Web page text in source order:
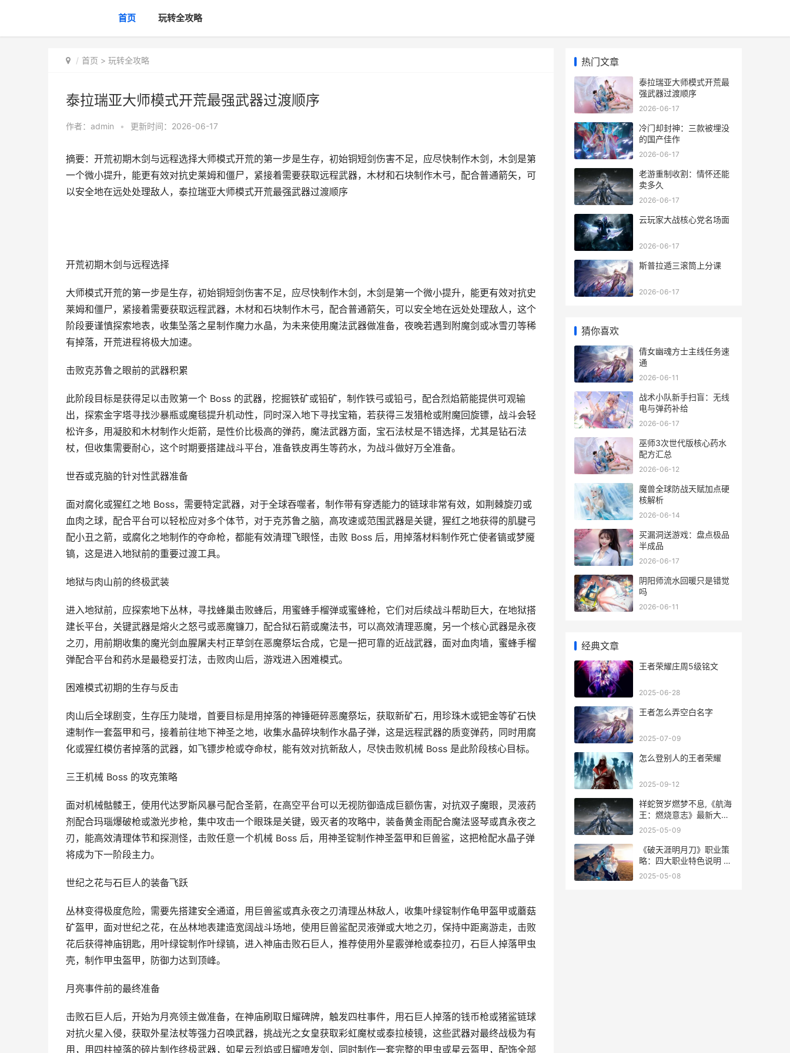
首页 玩转全攻略
首页 > 玩转全攻略
泰拉瑞亚大师模式开荒最强武器过渡顺序
作者： admin • 更新时间：2026-06-17
摘要：开荒初期木剑与远程选择大师模式开荒的第一步是生存，初始铜短剑伤害不足，应尽快制作木剑，木剑是第
一个微小提升，能更有效对抗史莱姆和僵尸，紧接着需要获取远程武器，木材和石块制作木弓，配合普通箭矢，可
以安全地在远处处理敌人，泰拉瑞亚大师模式开荒最强武器过渡顺序
开荒初期木剑与远程选择
大师模式开荒的第一步是生存，初始铜短剑伤害不足，应尽快制作木剑，木剑是第一个微小提升，能更有效对抗史
莱姆和僵尸，紧接着需要获取远程武器，木材和石块制作木弓，配合普通箭矢，可以安全地在远处处理敌人，这个
阶段要谨慎探索地表，收集坠落之星制作魔力水晶，为未来使用魔法武器做准备，夜晚若遇到附魔剑或冰雪刃等稀
有掉落，开荒进程将极大加速。
击败克苏鲁之眼前的武器积累
此阶段目标是获得足以击败第一个 Boss 的武器，挖掘铁矿或铅矿，制作铁弓或铅弓，配合烈焰箭能提供可观输
出，探索金字塔寻找沙暴瓶或魔毯提升机动性，同时深入地下寻找宝箱，若获得三发猎枪或附魔回旋镖，战斗会轻
松许多，用凝胶和木材制作火炬箭，是性价比极高的弹药，魔法武器方面，宝石法杖是不错选择，尤其是钻石法
杖，但收集需要耐心，这个时期要搭建战斗平台，准备铁皮再生等药水，为战斗做好万全准备。
世吞或克脑的针对性武器准备
面对腐化或猩红之地 Boss，需要特定武器，对于全球吞噬者，制作带有穿透能力的链球非常有效，如荆棘旋刃或
血肉之球，配合平台可以轻松应对多个体节，对于克苏鲁之脑，高攻速或范围武器是关键，猩红之地获得的肌腱弓
配小丑之箭，或腐化之地制作的夺命枪，都能有效清理飞眼怪，击败 Boss 后，用掉落材料制作死亡使者镐或梦魇
镐，这是进入地狱前的重要过渡工具。
地狱与肉山前的终极武装
进入地狱前，应探索地下丛林，寻找蜂巢击败蜂后，用蜜蜂手榴弹或蜜蜂枪，它们对后续战斗帮助巨大，在地狱搭
建长平台，关键武器是熔火之怒弓或恶魔镰刀，配合狱石箭或魔法书，可以高效清理恶魔，另一个核心武器是永夜
之刃，用前期收集的魔光剑血腥屠夫村正草剑在恶魔祭坛合成，它是一把可靠的近战武器，面对血肉墙，蜜蜂手榴
弹配合平台和药水是最稳妥打法，击败肉山后，游戏进入困难模式。
困难模式初期的生存与反击
肉山后全球剧变，生存压力陡增，首要目标是用掉落的神锤砸碎恶魔祭坛，获取新矿石，用珍珠木或钯金等矿石快
速制作一套盔甲和弓，接着前往地下神圣之地，收集水晶碎块制作水晶子弹，这是远程武器的质变弹药，同时用腐
化或猩红模仿者掉落的武器，如飞镖步枪或夺命杖，能有效对抗新敌人，尽快击败机械 Boss 是此阶段核心目标。
三王机械 Boss 的攻克策略
面对机械骷髅王，使用代达罗斯风暴弓配合圣箭，在高空平台可以无视防御造成巨额伤害，对抗双子魔眼，灵液药
剂配合玛瑙爆破枪或激光步枪，集中攻击一个眼珠是关键，毁灭者的攻略中，装备黄金雨配合魔法竖琴或真永夜之
刃，能高效清理体节和探测怪，击败任意一个机械 Boss 后，用神圣锭制作神圣盔甲和巨兽鲨，这把枪配水晶子弹
将成为下一阶段主力。
世纪之花与石巨人的装备飞跃
丛林变得极度危险，需要先搭建安全通道，用巨兽鲨或真永夜之刃清理丛林敌人，收集叶绿锭制作龟甲盔甲或蘑菇
矿盔甲，面对世纪之花，在丛林地表建造宽阔战斗场地，使用巨兽鲨配灵液弹或大地之刃，保持中距离游走，击败
花后获得神庙钥匙，用叶绿锭制作叶绿镐，进入神庙击败石巨人，推荐使用外星霰弹枪或泰拉刃，石巨人掉落甲虫
壳，制作甲虫盔甲，防御力达到顶峰。
月亮事件前的最终准备
击败石巨人后，开始为月亮领主做准备，在神庙刷取日耀碑牌，触发四柱事件，用石巨人掉落的钱币枪或猪鲨链球
对抗火星入侵，获取外星法杖等强力召唤武器，挑战光之女皇获取彩虹魔杖或泰拉棱镜，这些武器对最终战极为有
用，用四柱掉落的碎片制作终极武器，如星云烈焰或日耀喷发剑，同时制作一套完整的甲虫或星云盔甲，配饰全部
热门文章
泰拉瑞亚大师模式开荒最
强武器过渡顺序
2026-06-17
冷门却封神：三款被埋没
的国产佳作
2026-06-17
老游重制收割：情怀还能
卖多久
2026-06-17
云玩家大战核心党名场面
2026-06-17
斯普拉遁三滚筒上分课
2026-06-17
猜你喜欢
倩女幽魂方士主线任务速
通
2026-06-11
战术小队新手扫盲：无线
电与弹药补给
2026-06-17
巫师3次世代版核心药水
配方汇总
2026-06-12
魔兽全球防战天赋加点硬
核解析
2026-06-14
买漏洞送游戏：盘点极品
半成品
2026-06-17
阴阳师流水回暖只是错觉
吗
2026-06-11
经典文章
王者荣耀庄周5级铭文
2025-06-28
王者怎么弄空白名字
2025-07-09
怎么登别人的王者荣耀
2025-09-12
祥蛇贺岁燃梦不息,《航海
王：燃烧意志》最新大版
本抢先看
2025-05-09
《破天涯明月刀》职业策
略：四大职业特色说明 破
天刀手游
2025-05-08